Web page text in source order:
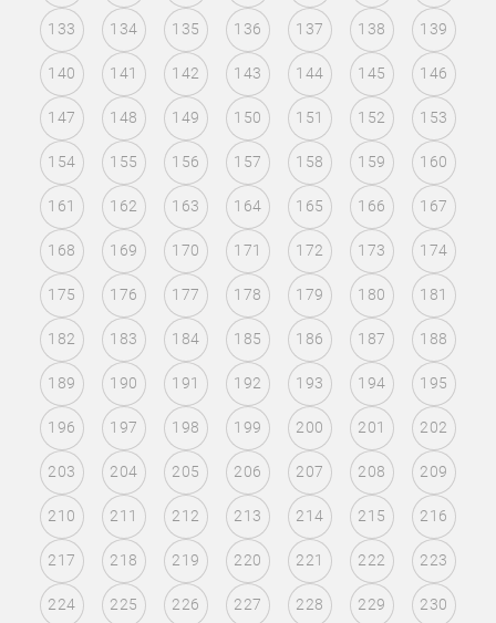
133 134 135 136 137 138 139
140 141 142 143 144 145 146
147 148 149 150 151 152 153
154 155 156 157 158 159 160
161 162 163 164 165 166 167
168 169 170 171 172 173 174
175 176 177 178 179 180 181
182 183 184 185 186 187 188
189 190 191 192 193 194 195
196 197 198 199 200 201 202
203 204 205 206 207 208 209
210 211 212 213 214 215 216
217 218 219 220 221 222 223
224 225 226 227 228 229 230